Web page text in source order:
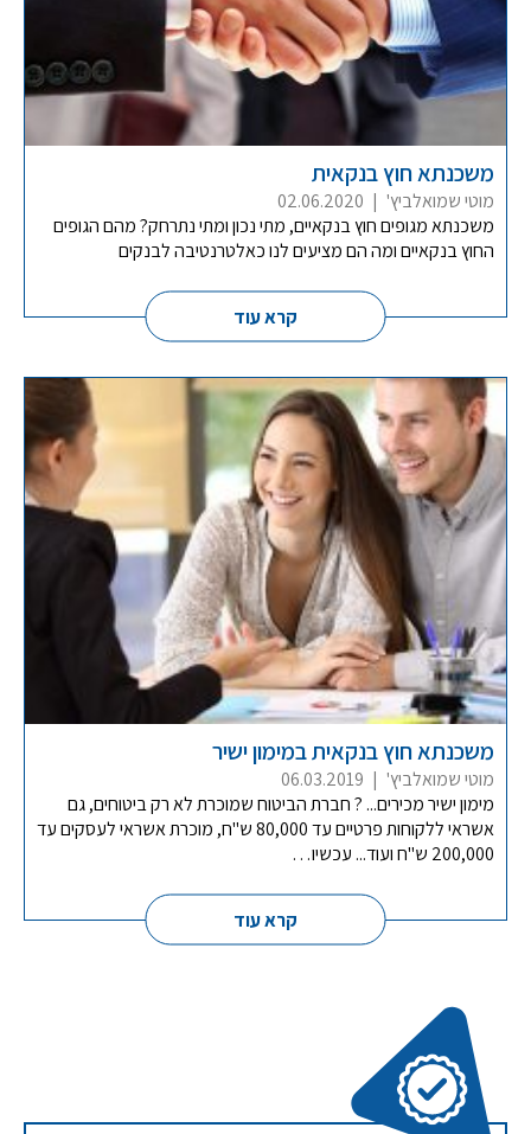
משכנתא חוץ בנקאית
מוטי שמואלביץ' |
02.06.2020
משכנתא מגופים חוץ בנקאיים, מתי נכון ומתי נתרחק? מהם הגופים
החוץ בנקאיים ומה הם מציעים לנו כאלטרנטיבה לבנקים
קרא עוד
משכנתא חוץ בנקאית במימון ישיר
מוטי שמואלביץ' |
06.03.2019
מימון ישיר מכירים... ? חברת הביטוח שמוכרת לא רק ביטוחים, גם
אשראי ללקוחות פרטיים עד 80,000 ש"ח, מוכרת אשראי לעסקים עד
200,000 ש"ח ועוד... עכשיו…
קרא עוד